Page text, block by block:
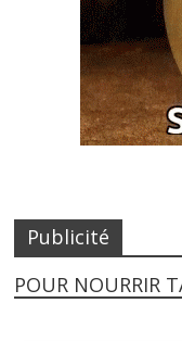
Publicité
POUR NOURRIR